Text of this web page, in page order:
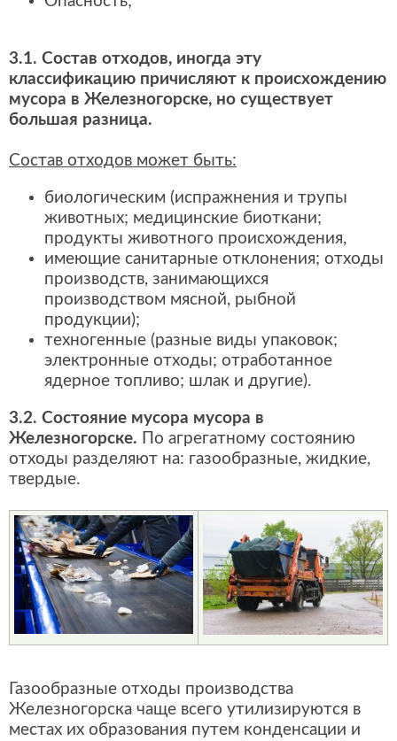
3.1. Состав отходов, иногда эту
классификацию причисляют к происхождению
мусора в Железногорске, но существует
большая разница.
Состав отходов может быть:
биологическим (испражнения и трупы
животных; медицинские биоткани;
продукты животного происхождения,
имеющие санитарные отклонения; отходы
производств, занимающихся
производством мясной, рыбной
продукции);
техногенные (разные виды упаковок;
электронные отходы; отработанное
ядерное топливо; шлак и другие).
3.2. Состояние мусора мусора в
Железногорске. По агрегатному состоянию
отходы разделяют на: газообразные, жидкие,
твердые.
Газообразные отходы производства
Железногорска чаще всего утилизируются в
местах их образования путем конденсации и